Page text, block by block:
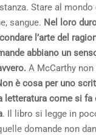
Stare al mondo
sangue. Nel loro
l’arte del
abbiano un
A McCarthy
è cosa per uno
letteratura come si fa
. Il libro si legge in
domande non